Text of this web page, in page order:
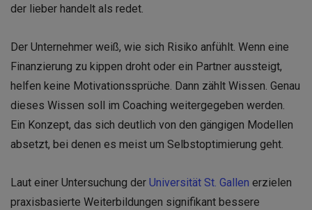
der lieber handelt als redet.
Der Unternehmer weiß, wie sich Risiko anfühlt. Wenn eine
Finanzierung zu kippen droht oder ein Partner aussteigt,
helfen keine Motivationssprüche. Dann zählt Wissen. Genau
dieses Wissen soll im Coaching weitergegeben werden.
Ein Konzept, das sich deutlich von den gängigen Modellen
absetzt, bei denen es meist um Selbstoptimierung geht.
Laut einer Untersuchung der Universität St. Gallen erzielen
praxisbasierte Weiterbildungen signifikant bessere